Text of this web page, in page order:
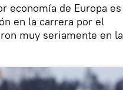
economía de Europa es
en la carrera por el
muy seriamente en la